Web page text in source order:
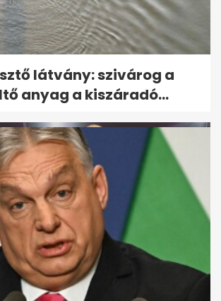
mint félmilliárdot vittek
hatos lottón ezekkel a...
Vera igazán nagyot esett
videó
látvány: szivárog a
anyag a kiszáradó...